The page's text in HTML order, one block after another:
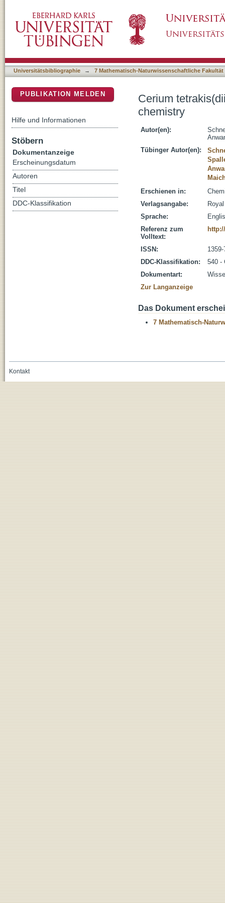
Universitätsbibliographie → 7 Mathematisch-Naturwissenschaftliche Fakultät
Cerium
chemistry
Autor(en):
Tübinger Autor(en):
Erschienen in:
Verlagsangabe:
Sprache:
Referenz zum
Volltext:
ISSN:
DDC-Klassifikation:
540 -
Dokumentart:
Zur Langanzeige
Das Dokument
7 Mathematisch-
PUBLIKATION MELDEN
Hilfe und Informationen
Stöbern
Dokumentanzeige
Erscheinungsdatum
Autoren
Titel
DDC-Klassifikation
Kontakt